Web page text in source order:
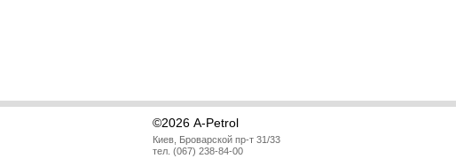
©2026 A-Petrol
Киев, Броварской пр-т 31/33
тел. (067) 238-84-00